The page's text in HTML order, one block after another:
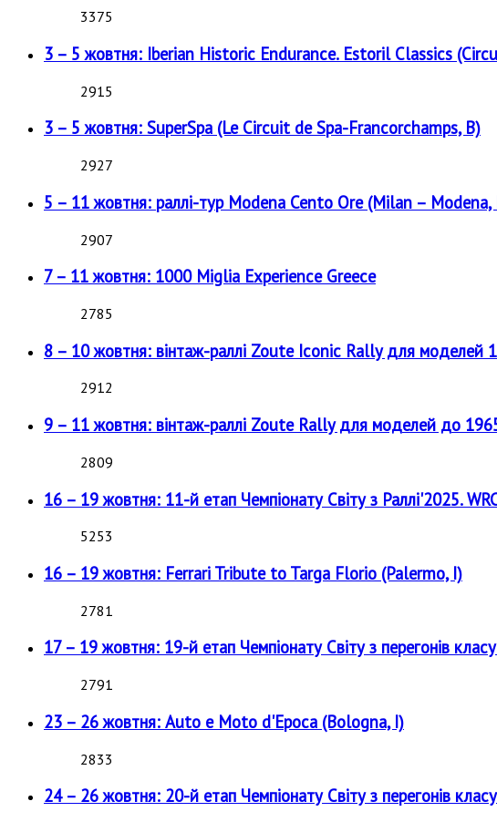
3375
3 – 5 жовтня: Iberian Historic Endurance. Estoril Classics
2915
3 – 5 жовтня: SuperSpa (Le Circuit de Spa-Francorchamps, B)
2927
5 – 11 жовтня: раллі-тур Modena Cento Ore (Milan – Modena,
2907
7 – 11 жовтня: 1000 Miglia Experience Greece
2785
8 – 10 жовтня: вінтаж-раллі Zoute Iconic Rally для моделей
2912
9 – 11 жовтня: вінтаж-раллі Zoute Rally для моделей до
2809
16 – 19 жовтня: 11-й етап Чемпіонату Світу з Раллі'2025.
5253
16 – 19 жовтня: Ferrari Tribute to Targa Florio (Palermo, I)
2781
17 – 19 жовтня: 19-й етап Чемпіонату Світу з перегонів
2791
23 – 26 жовтня: Auto e Moto d'Epoca (Bologna, I)
2833
24 – 26 жовтня: 20-й етап Чемпіонату Світу з перегонів